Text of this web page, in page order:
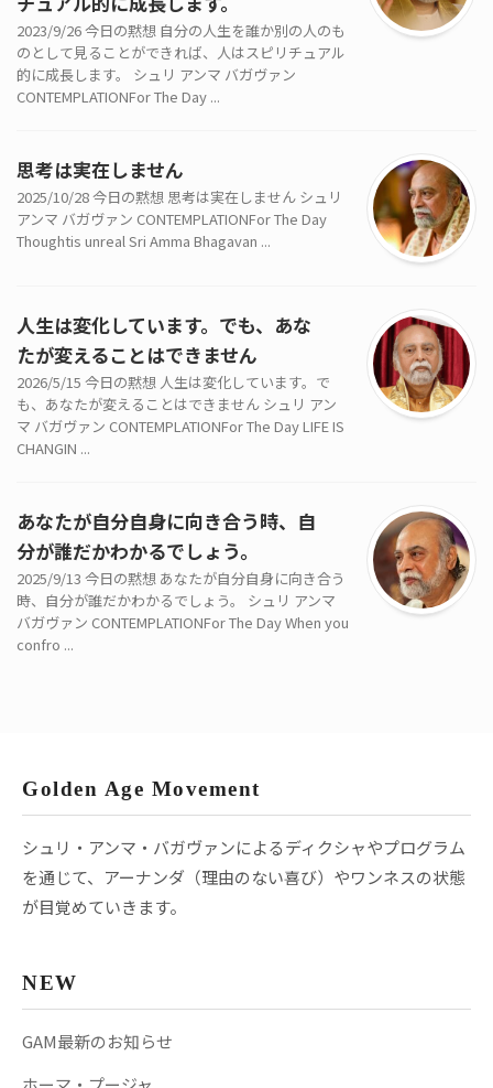
2023/9/26 今日の黙想 自分の人生を誰か別の人のも
のとして見ることができれば、人はスピリチュアル
的に成長します。 シュリ アンマ バガヴァン
CONTEMPLATIONFor The Day ...
思考は実在しません
2025/10/28 今日の黙想 思考は実在しません シュリ
アンマ バガヴァン CONTEMPLATIONFor The Day
Thoughtis unreal Sri Amma Bhagavan ...
人生は変化しています。でも、あな
たが変えることはできません
2026/5/15 今日の黙想 人生は変化しています。で
も、あなたが変えることはできません シュリ アン
マ バガヴァン CONTEMPLATIONFor The Day LIFE IS
CHANGIN ...
あなたが自分自身に向き合う時、自
分が誰だかわかるでしょう。
2025/9/13 今日の黙想 あなたが自分自身に向き合う
時、自分が誰だかわかるでしょう。 シュリ アンマ
バガヴァン CONTEMPLATIONFor The Day When you
confro ...
Golden Age Movement
シュリ・アンマ・バガヴァンによるディクシャやプログラム
を通じて、アーナンダ（理由のない喜び）やワンネスの状態
が目覚めていきます。
NEW
GAM最新のお知らせ